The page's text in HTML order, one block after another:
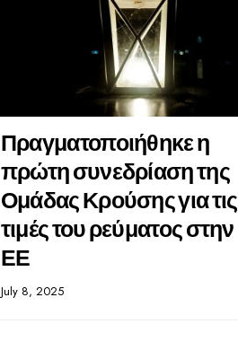
Πραγματοποιήθηκε η
πρώτη συνεδρίαση της
Ομάδας Κρούσης για τις
τιμές του ρεύματος στην
ΕΕ
July 8, 2025